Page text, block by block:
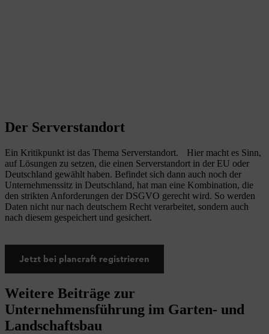
Der Serverstandort
Ein Kritikpunkt ist das Thema Serverstandort. Hier macht es Sinn,
auf Lösungen zu setzen, die einen Serverstandort in der EU oder
Deutschland gewählt haben. Befindet sich dann auch noch der
Unternehmenssitz in Deutschland, hat man eine Kombination, die
den strikten Anforderungen der DSGVO gerecht wird. So werden
Daten nicht nur nach deutschem Recht verarbeitet, sondern auch
nach diesem gespeichert und gesichert.
Jetzt bei plancraft registrieren
Weitere Beiträge zur
Unternehmensführung im Garten- und
Landschaftsbau